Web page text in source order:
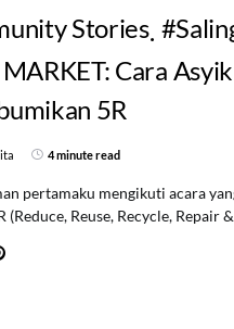
Stories
MARKET: Cara Asyik
5R
4 minute read
pertamaku mengikuti acara
(Reduce, Reuse, Recycle, Repair